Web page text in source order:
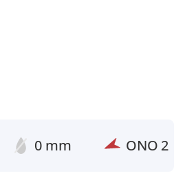
0 mm ONO 2